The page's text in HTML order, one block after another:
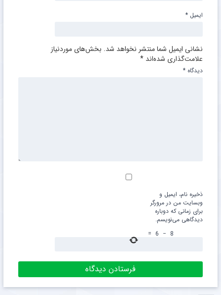
نشانی ایمیل شما منتشر نخواهد شد. بخش‌های موردنیاز
علامت‌گذاری شده‌اند *
دیدگاه *
ایمیل *
ذخیره نام، ایمیل و
وبسایت من در مرورگر
برای زمانی که دوباره
دیدگاهی می‌نویسم.
8
−
6
=